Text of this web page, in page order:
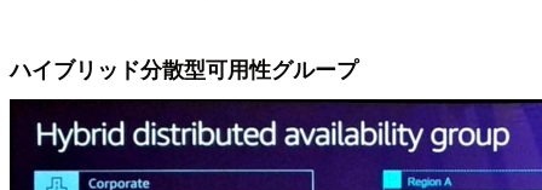
ハイブリッド分散型可用性グループ